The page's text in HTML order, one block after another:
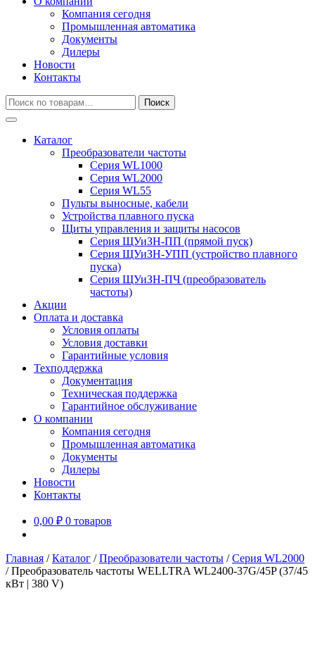
Компания сегодня
Промышленная автоматика
Документы
Дилеры
Новости
Контакты
Искать:
Поиск
Каталог
Преобразователи частоты
Серия WL1000
Серия WL2000
Серия WL55
Пульты выносные, кабели
Устройства плавного пуска
Щиты управления и защиты насосов
Серия ЩУиЗН-ПП (прямой пуск)
Серия ЩУиЗН-УПП (устройство плавного
пуска)
Серия ЩУиЗН-ПЧ (преобразователь
частоты)
Акции
Оплата и доставка
Условия оплаты
Условия доставки
Гарантийные условия
Техподдержка
Документация
Техническая поддержка
Гарантийное обслуживание
О компании
Компания сегодня
Промышленная автоматика
Документы
Дилеры
Новости
Контакты
0,00 ₽ 0 товаров
Главная /Каталог /Преобразователи частоты /Серия WL2000
/Преобразователь частоты WELLTRA WL2400-37G/45P (37/45
кВт | 380 V)